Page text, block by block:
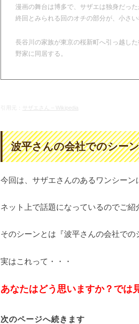
漫画の舞台は博多で、サザエは独身だっ
終回とみられる回のオチの部分が、小さ
長谷川の家族が東京の桜新町へ引っ越し
野家に同居する。
引用元： サザエさん – Wikipedia
波平さんの会社でのシー
今回は、サザエさんのあるワンシーン
ネット上で話題になっているのでご紹
そのシーンとは『波平さんの会社での
実はこれって・・・
あなたはどう思いますか？ では
次のページへ続きます